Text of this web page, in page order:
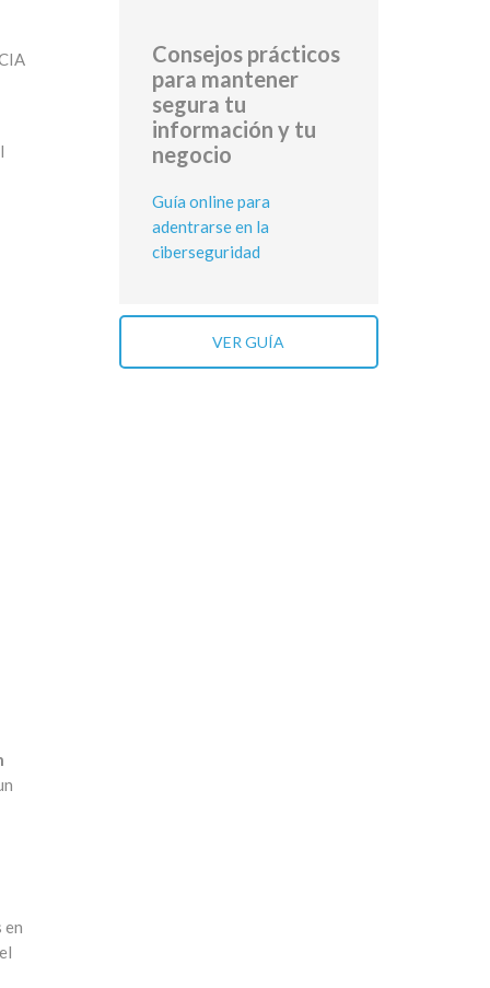
en
Consejos prácticos
para mantener
segura tu
información y tu
negocio
Guía online para
adentrarse en la
ciberseguridad
VER GUÍA